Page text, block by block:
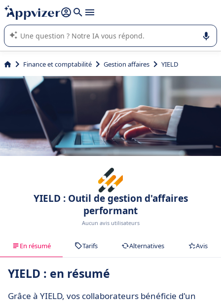
répondre (plusieurs lignes avec
L'IA de Appvizer vous guide dans l'utilisation ou la sélection de
logiciel SaaS en entreprise.
Finance et comptabilité Gestion affaires YIELD
YIELD : Outil de gestion d'affaires
performant
Aucun avis utilisateurs
En résumé Tarifs Alternatives Avis
YIELD : en résumé
Grâce à YIELD, vos collaborateurs bénéficie d'un